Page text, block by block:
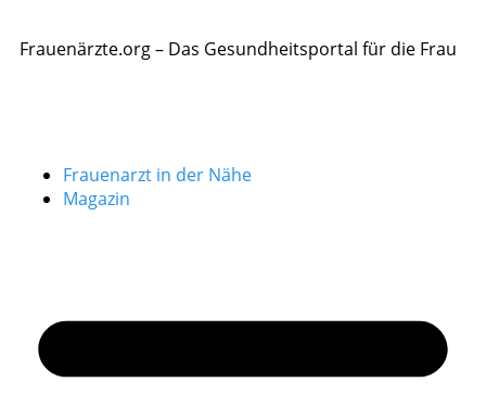
Frauenärzte.org – Das Gesundheitsportal für die Frau
Frauenarzt in der Nähe
Magazin